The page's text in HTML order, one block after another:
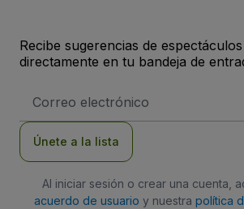
Recibe sugerencias de
directamente en tu bandeja de
de
Únete a la lista
Al iniciar sesión o crear una cuenta,
acuerdo de usuario y nuestra política